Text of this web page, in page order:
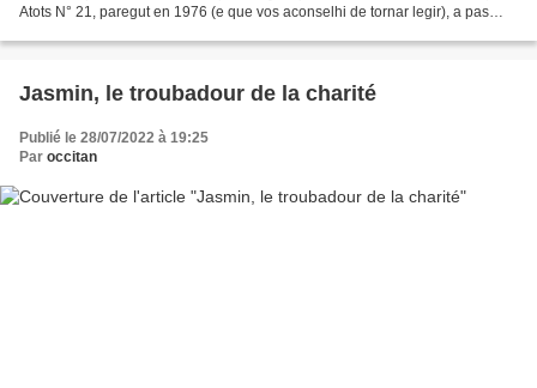
Atots N° 21, paregut en 1976 (e que vos aconselhi de tornar legir), a pas
Jasmin, le troubadour de la charité
Publié le 28/07/2022 à 19:25
Par occitan